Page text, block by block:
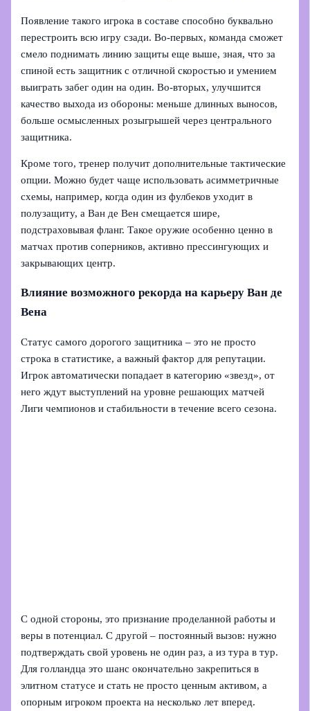
Появление такого игрока в составе способно буквально
перестроить всю игру сзади. Во-первых, команда сможет
смело поднимать линию защиты еще выше, зная, что за
спиной есть защитник с отличной скоростью и умением
выиграть забег один на один. Во-вторых, улучшится
качество выхода из обороны: меньше длинных выносов,
больше осмысленных розыгрышей через центрального
защитника.
Кроме того, тренер получит дополнительные тактические
опции. Можно будет чаще использовать асимметричные
схемы, например, когда один из фулбеков уходит в
полузащиту, а Ван де Вен смещается шире,
подстраховывая фланг. Такое оружие особенно ценно в
матчах против соперников, активно прессингующих и
закрывающих центр.
Влияние возможного рекорда на карьеру Ван де
Вена
Статус самого дорогого защитника – это не просто
строка в статистике, а важный фактор для репутации.
Игрок автоматически попадает в категорию «звезд», от
него ждут выступлений на уровне решающих матчей
Лиги чемпионов и стабильности в течение всего сезона.
С одной стороны, это признание проделанной работы и
веры в потенциал. С другой – постоянный вызов: нужно
подтверждать свой уровень не один раз, а из тура в тур.
Для голландца это шанс окончательно закрепиться в
элитном статусе и стать не просто ценным активом, а
опорным игроком проекта на несколько лет вперед.